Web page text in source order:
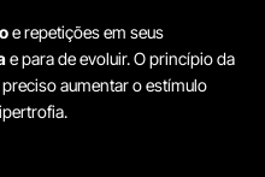
e repetições em seus
e para de evoluir. O princípio da
preciso aumentar o estímulo